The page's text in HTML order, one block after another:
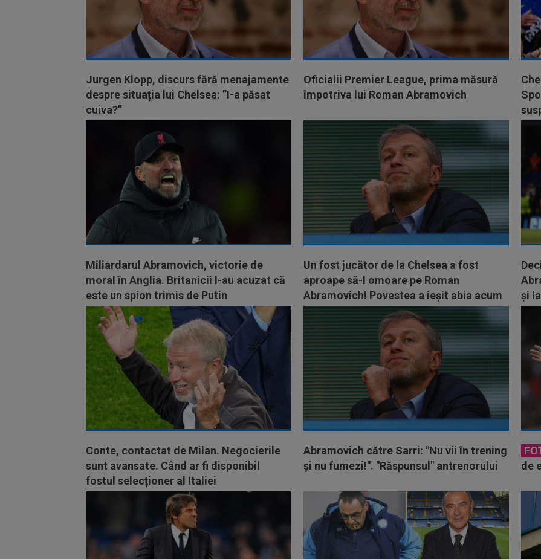
Jurgen Klopp, discurs fără menajamente
despre situația lui Chelsea: ”I-a păsat
cuiva?”
Oficialii Premier League, prima măsură
împotriva lui Roman Abramovich
Miliardarul Abramovich, victorie de
moral în Anglia. Britanicii l-au acuzat că
este un spion trimis de Putin
Un fost jucător de la Chelsea a fost
aproape să-l omoare pe Roman
Abramovich! Povestea a ieșit abia acum
la iveală
și
Conte, contactat de Milan. Negocierile
sunt avansate. Când ar fi disponibil
fostul selecționer al Italiei
Abramovich către Sarri: "Nu vii în trening
şi nu fumezi!". "Răspunsul" antrenorului
de